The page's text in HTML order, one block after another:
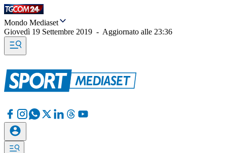
Mondo Mediaset
Giovedì 19 Settembre 2019 - Aggiornato alle 23:36